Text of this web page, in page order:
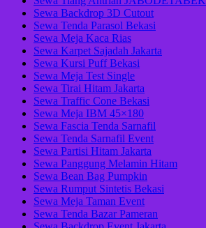
Sewa Backdrop 3D Cutout
Sewa Tenda Parasol Bekasi
Sewa Meja Kaca Rias
Sewa Karpet Sajadah Jakarta
Sewa Kursi Puff Bekasi
Sewa Meja Test Single
Sewa Tirai Hitam Jakarta
Sewa Traffic Cone Bekasi
Sewa Meja IBM 45×180
Sewa Fascia Tenda Sarnafil
Sewa Tenda Sarnafil Event
Sewa Partisi Hitam Jakarta
Sewa Panggung Melamin Hitam
Sewa Bean Bag Pumpkin
Sewa Rumput Sintetis Bekasi
Sewa Meja Taman Event
Sewa Tenda Bazar Pameran